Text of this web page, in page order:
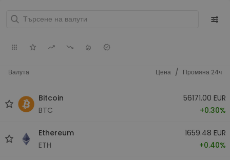
Валута Цена / Промяна 24ч
Bitcoin
BTC
56171.00 EUR
+0.30%
Ethereum
ETH
1659.48 EUR
+0.40%